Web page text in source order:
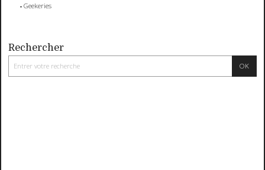
Geekeries
Rechercher